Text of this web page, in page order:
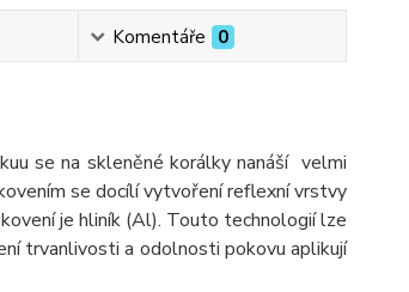
Komentáře 0
se na skleněné korálky nanáší velmi
se docílí vytvoření reflexní vrstvy
je hliník (Al). Touto technologií lze
trvanlivosti a odolnosti pokovu aplikují